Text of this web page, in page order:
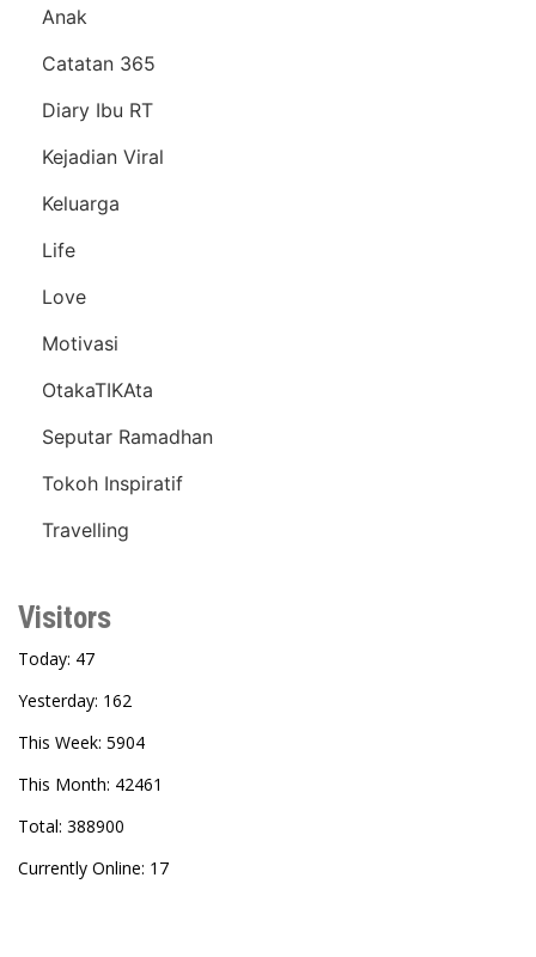
Anak
Catatan 365
Diary Ibu RT
Kejadian Viral
Keluarga
Life
Love
Motivasi
OtakaTIKAta
Seputar Ramadhan
Tokoh Inspiratif
Travelling
Visitors
Today: 47
Yesterday: 162
This Week: 5904
This Month: 42461
Total: 388900
Currently Online: 17